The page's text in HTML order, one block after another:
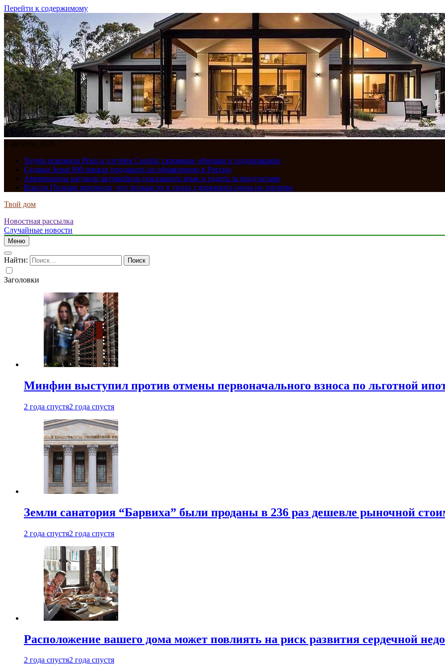
Перейти к содержимому
8 августа, 2026
Toyota освежила Prius и хэтчбек Corolla: скромные обновки и подорожание
Седаны Senat 900 начали продавать по объявлению в России
Американцы научили автомобиль показывать язык и ездить за продуктами
Власти Польши признали, что больше не в силах сдерживать цены на топливо
Твой дом
Новостная рассылка
Случайные новости
Меню
Найти:
Заголовки
Минфин выступил против отмены первоначального взноса по льготной
2 года спустя2 года спустя
Земли санатория “Барвиха” были проданы в 236 раз дешевле рыночной
2 года спустя2 года спустя
Расположение вашего дома может повлиять на риск развития сердечной
2 года спустя2 года спустя